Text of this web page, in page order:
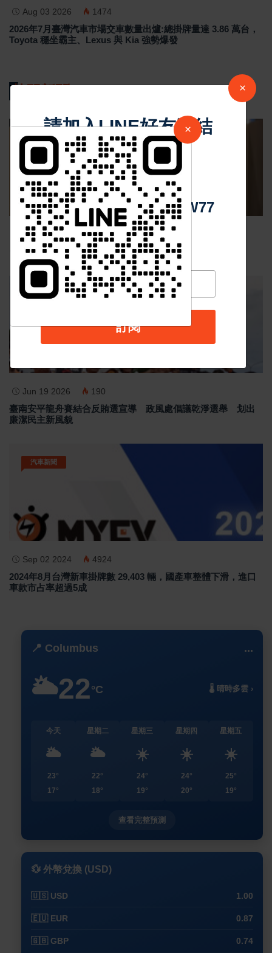
Aug 03 2026 1474
2026年7月臺灣汽車市場交車數量出爐:總掛牌量達 3.86 萬台，
Toyota 穩坐霸主、Lexus 與 Kia 強勢爆發
熱門新聞
影音新聞
Nov 19 2025 1047
台中個人燒肉！自己做烤串丼！好吃又好玩！
最新消息
Jun 19 2026 190
臺南安平龍舟賽結合反賄選宣導 政風處倡議乾淨選舉 划出
廉潔民主新風貌
汽車新聞
Sep 02 2024 4924
2024年8月台灣新車掛牌數 29,403 輛，國產車整體下滑，進口
車款市占率超過5成
📍 Columbus ...
🌥️22°C 🌡️ 晴時多雲 ›
今天
🌥️
23°
17°
星期二
🌥️
22°
18°
星期三
☀️
24°
19°
星期四
☀️
24°
20°
星期五
☀️
25°
19°
查看完整預測
💱 外幣兌換 (USD)
🇺🇸 USD 1.00
🇪🇺 EUR 0.87
🇬🇧 GBP 0.74
×
請加入LINE好友連結
中 華 超 傳 媒
Https://reurl.cc/adqW77
訂閱
×